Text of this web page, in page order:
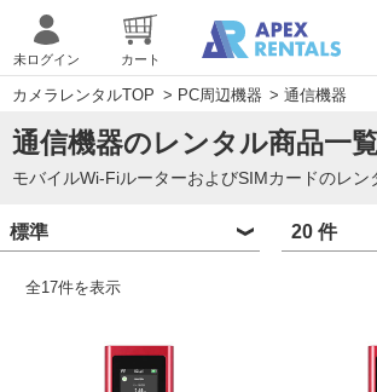
未ログイン カート
カメラレンタルTOP > PC周辺機器 > 通信機器
通信機器のレンタル商品一
モバイルWi-FiルーターおよびSIMカードのレン
全17件を表示